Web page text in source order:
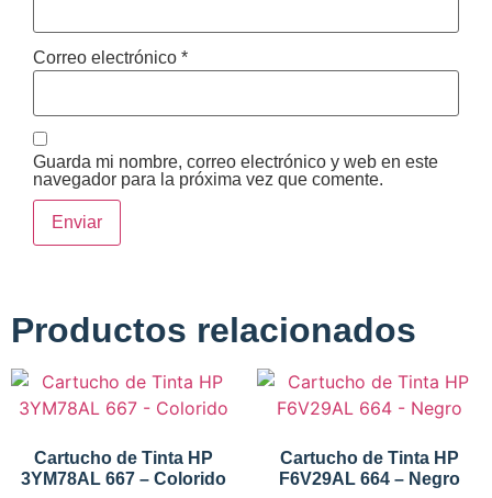
Correo electrónico *
Guarda mi nombre, correo electrónico y web en este
navegador para la próxima vez que comente.
Productos relacionados
Cartucho de Tinta HP
3YM78AL 667 – Colorido
Cartucho de Tinta HP
F6V29AL 664 – Negro